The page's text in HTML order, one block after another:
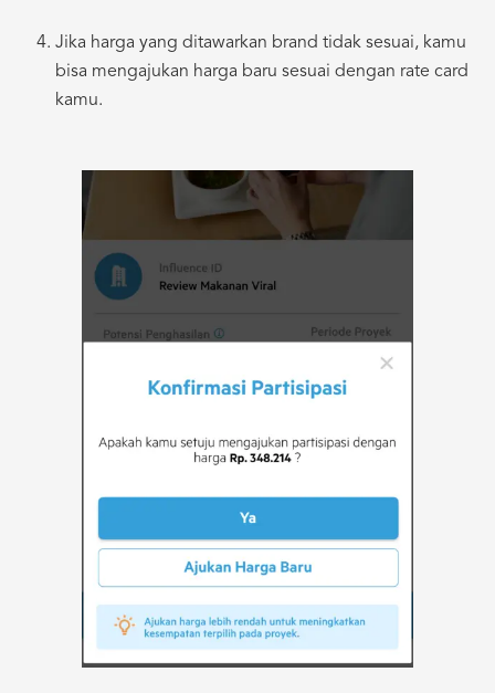
Jika harga yang ditawarkan brand tidak sesuai, kamu
bisa mengajukan harga baru sesuai dengan rate card
kamu.